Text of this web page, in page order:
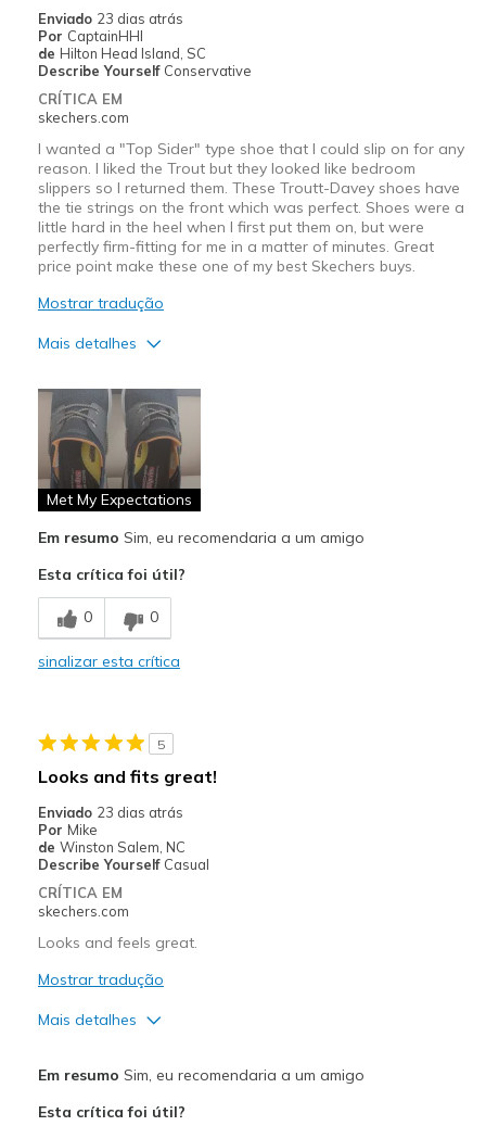
Width
Feels true to width
Sizing
View On Shoes
Shoes are for Wearing
Enviado 23 dias atrás
Por CaptainHHI
de Hilton Head Island, SC
Describe Yourself Conservative
CRÍTICA EM
skechers.com
I wanted a "Top Sider" type shoe that I could slip on for any
reason. I liked the Trout but they looked like bedroom
slippers so I returned them. These Troutt-Davey shoes have
the tie strings on the front which was perfect. Shoes were a
little hard in the heel when I first put them on, but were
perfectly firm-fitting for me in a matter of minutes. Great
price point make these one of my best Skechers buys.
Mostrar tradução
Mais detalhes
Attractive Design
Breathe Well
Comfortable
Durable
Stylish
Melhores utilizações
Boat Shoe
Going Out
Travel
Width
Sizing
Feels true to size
View On Shoes
Met My Expectations
Em resumo Sim, eu recomendaria a um amigo
Esta crítica foi útil?
0 0
sinalizar esta crítica
5
Looks and fits great!
Enviado 23 dias atrás
Por Mike
de Winston Salem, NC
Describe Yourself Casual
CRÍTICA EM
skechers.com
Looks and feels great.
Mostrar tradução
Mais detalhes
Em resumo Sim, eu recomendaria a um amigo
Esta crítica foi útil?